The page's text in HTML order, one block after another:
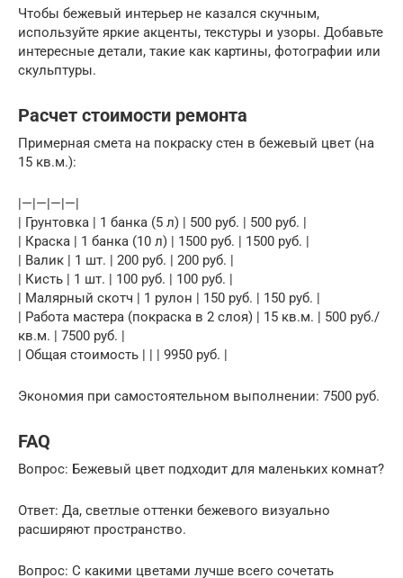
Чтобы бежевый интерьер не казался скучным,
используйте яркие акценты, текстуры и узоры. Добавьте
интересные детали, такие как картины, фотографии или
скульптуры.
Расчет стоимости ремонта
Примерная смета на покраску стен в бежевый цвет (на
15 кв.м.):
|—|—|—|—|
| Грунтовка | 1 банка (5 л) | 500 руб. | 500 руб. |
| Краска | 1 банка (10 л) | 1500 руб. | 1500 руб. |
| Валик | 1 шт. | 200 руб. | 200 руб. |
| Кисть | 1 шт. | 100 руб. | 100 руб. |
| Малярный скотч | 1 рулон | 150 руб. | 150 руб. |
| Работа мастера (покраска в 2 слоя) | 15 кв.м. | 500 руб./
кв.м. | 7500 руб. |
| Общая стоимость | | | 9950 руб. |
Экономия при самостоятельном выполнении: 7500 руб.
FAQ
Вопрос: Бежевый цвет подходит для маленьких комнат?
Ответ: Да, светлые оттенки бежевого визуально
расширяют пространство.
Вопрос: С какими цветами лучше всего сочетать